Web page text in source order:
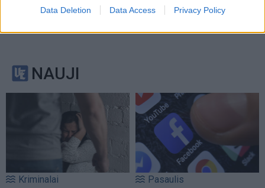
Data Deletion Data Access Privacy Policy
NAUJI
Kriminalai Pasaulis